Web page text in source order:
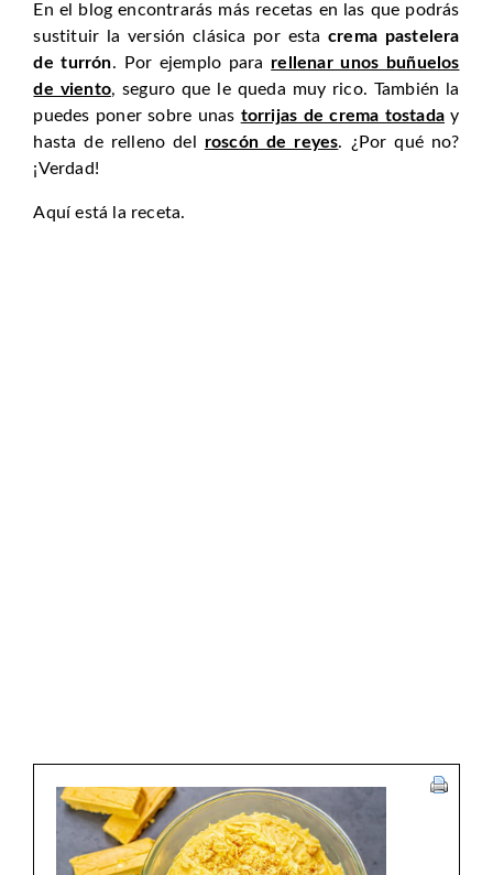
En el blog encontrarás más recetas en las que podrás
sustituir la versión clásica por estacrema pastelera
de turrón. Por ejemplo para rellenar unos buñuelos
de viento, seguro que le queda muy rico. También la
puedes poner sobre unas torrijas de crema tostada y
hasta de relleno del roscón de reyes. ¿Por qué no?
¡Verdad!
Aquí está la receta.